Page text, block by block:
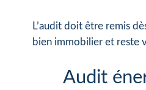
L’audit doit être remis
bien immobilier et reste
Audit